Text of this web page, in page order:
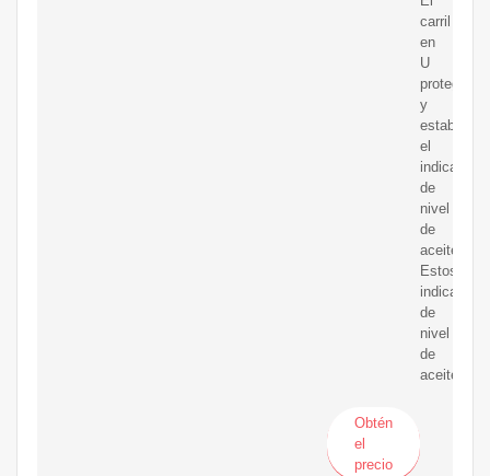
carril
en
U
protege
y
estabiliza
el
indicador
de
nivel
de
aceite.
Estos
de
nivel
de
aceite
Obtén
el
precio